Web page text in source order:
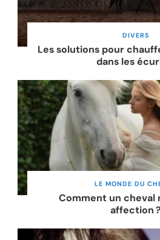
DIVERS
Les solutions pour
dans les
LE MONDE DU
Comment un cheval
affection ?